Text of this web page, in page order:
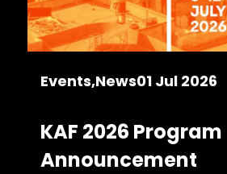
Events News01 Jul 2026
KAF 2026 Program
Announcement